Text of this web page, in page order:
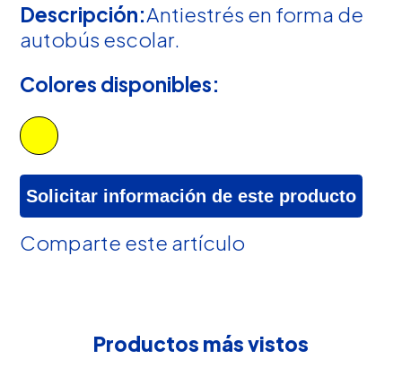
Descripción:Antiestrés en forma de
autobús escolar.
Colores disponibles:
Solicitar información de este producto
Comparte este artículo
Productos más vistos